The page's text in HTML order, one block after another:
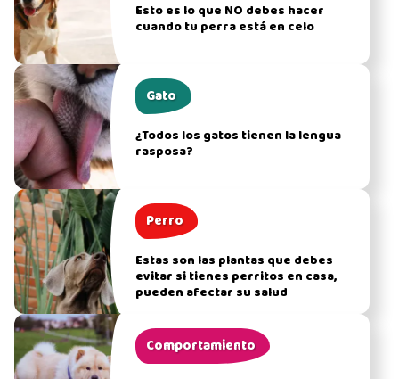
Esto es lo que NO debes hacer
cuando tu perra está en celo
Gato
¿Todos los gatos tienen la lengua
rasposa?
Perro
Estas son las plantas que debes
evitar si tienes perritos en casa,
pueden afectar su salud
Comportamiento